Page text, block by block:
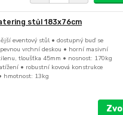
stůl 183x76cm
eventový stůl • dostupný buď se
vrchní deskou • horní masivní
tloušťka 45mm • nosnost: 170kg
• robustní kovová konstrukce
hmotnost: 13kg